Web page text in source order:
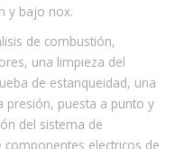
y bajo nox.
de combustión,
una limpieza del
de estanqueidad, una
presión, puesta a punto y
del sistema de
electricos de